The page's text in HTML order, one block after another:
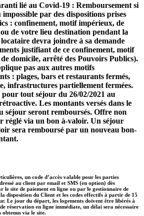
lié au Covid-19 : Remboursement si
par des dispositions prises
: confinement, motif impérieux, de
de votre lieu destination pendant la
devra joindre à sa demande
justifiant de ce confinement, motif
domicile, arrêté des Pouvoirs Publics).
pas aux autres motifs
: plages, bars et restaurants fermés,
infrastructures partiellement fermées.
tout séjour du 26/02/2021 au
Les montants versés dans le
séjour seront remboursés. Offre non
réglé via un bon à-valoir. Un séjour
sera remboursé par un nouveau bon-
un code d’accès valable pour les parties
au client par email et SMS (en option) dès
site de paiement en ligne ou par le gestionnaire de
disposition du Client et les codes effectifs à partir de 15
Le jour du départ, les logements doivent être libérés à
réservation en ligne immédiate, un délai sera nécessaire
obtenus via le site.